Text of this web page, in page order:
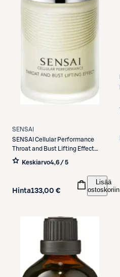
SENSAI
SENSAI Cellular Performance
Throat and Bust Lifting Effect
kaula- ja dekolteeseerumi 100 ml
Keskiarvo4,6 / 5
Hinta133,00 €
Lisää
ostoskoriin